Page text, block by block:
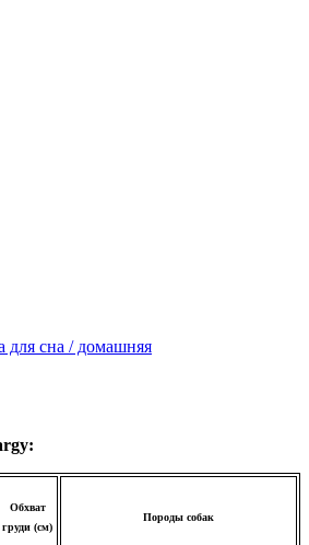
для сна / домашняя
Обхват
груди (см)
Породы собак